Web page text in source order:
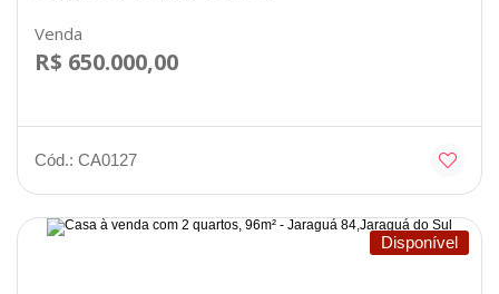
Venda
R$ 650.000,00
Cód.: CA0127
Disponível